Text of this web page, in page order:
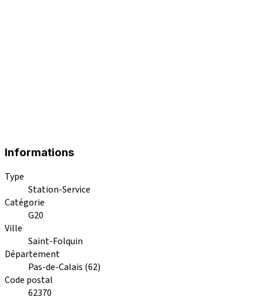
Informations
Type
Station-Service
Catégorie
G20
Ville
Saint-Folquin
Département
Pas-de-Calais (62)
Code postal
62370